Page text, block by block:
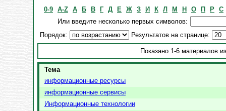
0-9 A-Z А Б В Г Д Е Ж З И К Л М Н О П Р С
Или введите несколько первых символов:
Порядок:
Результатов на странице:
Показано 1-6 материалов
Тема
информационные ресурсы
информационные сервисы
Информационные технологии